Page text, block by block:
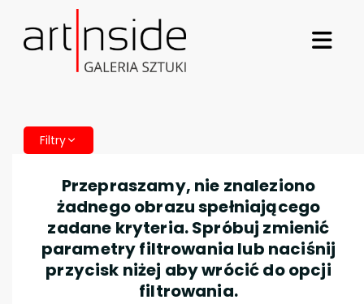
Filtry
Przepraszamy, nie znaleziono
żadnego obrazu spełniającego
zadane kryteria. Spróbuj zmienić
parametry filtrowania lub naciśnij
przycisk niżej aby wrócić do opcji
filtrowania.